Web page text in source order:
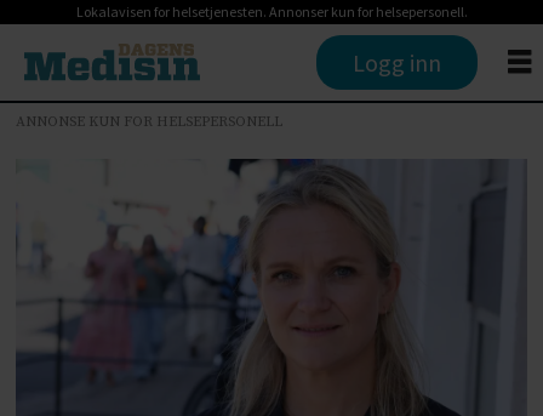
Lokalavisen for helsetjenesten. Annonser kun for helsepersonell.
Logg inn
ANNONSE KUN FOR HELSEPERSONELL